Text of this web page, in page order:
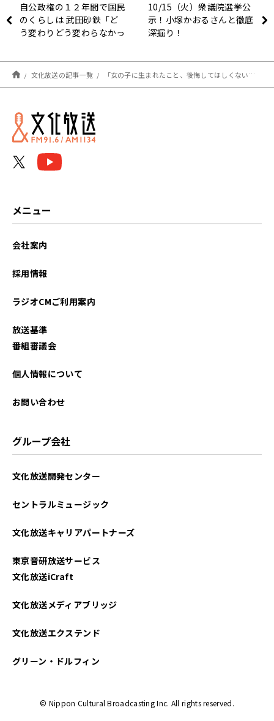
自公政権の１２年間で国民
のくらしは 武田砂鉄「ど
う変わりどう変わらなかっ
いが必要」
10/15（火）衆議院選挙公
示！小塚かおるさんと徹底
深掘り！
文化放送の記事一覧 「女の子に生まれたこと、後悔してほしくないから」犬山紙子、願いを込めた新刊を発売
メニュー
会社案内
採用情報
ラジオCMご利用案内
放送基準
番組審議会
個人情報について
お問い合わせ
グループ会社
文化放送開発センター
セントラルミュージック
文化放送キャリアパートナーズ
東京音研放送サービス
文化放送iCraft
文化放送メディアブリッジ
文化放送エクステンド
グリーン・ドルフィン
© Nippon Cultural Broadcasting Inc. All rights reserved.